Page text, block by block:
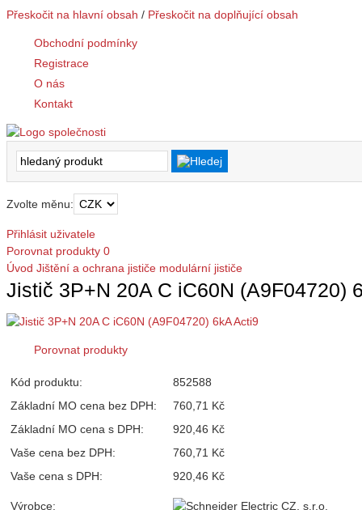
Přeskočit na hlavní obsah / Přeskočit na doplňující obsah
Obchodní podmínky
Registrace
O nás
Kontakt
Zvolte měnu:
Přihlásit uživatele
Porovnat produkty 0
Úvod Jištění a ochrana jističe modulární jističe
Jistič 3P+N 20A C iC60N (A9F04720)
Porovnat produkty
Kód produktu:
852588
Základní MO cena bez DPH:
760,71 Kč
Základní MO cena s DPH:
920,46 Kč
Vaše cena bez DPH:
760,71 Kč
Vaše cena s DPH:
920,46 Kč
Výrobce: